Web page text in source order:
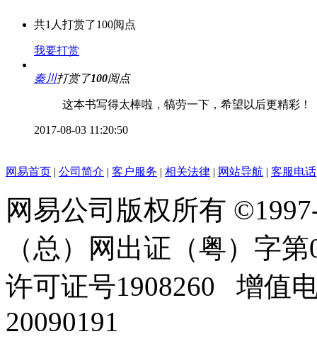
共1 人打赏了100阅点
我要打赏
秦川打赏了100阅点
这本书写得太棒啦，犒劳一下，希望以后更精彩！
2017-08-03 11:20:50
网易首页 | 公司简介 | 客户服务 | 相关法律 | 网站导航 | 客服电话
网易公司版权所有
（总）网出证（粤）字
许可证号1908260 增值
20090191